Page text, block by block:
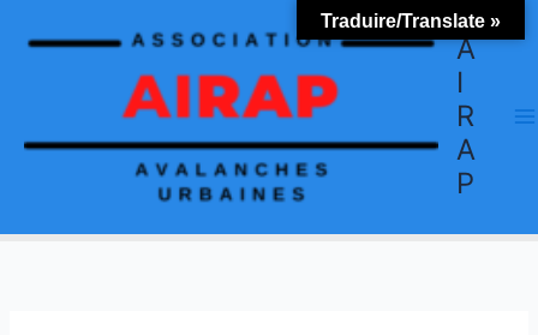
A
I
R
A
P
Traduire/Translate »